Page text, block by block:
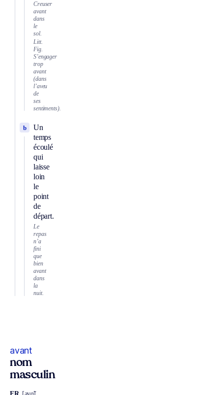
Creuser
avant
dans
le
sol.
Litt.
Fig.
S’engager
trop
avant
(dans
l’aveu
de
ses
sentiments).
Un
temps
écoulé
qui
laisse
loin
le
point
de
départ.
b
Le
repas
n’a
fini
que
bien
avant
dans
la
nuit.
avant
nom
masculin